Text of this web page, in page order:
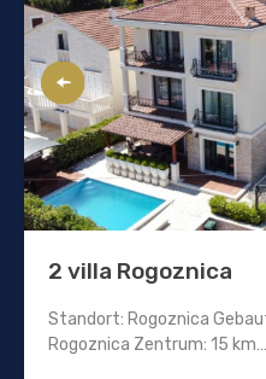
2 villa Rogoznica
Standort: Rogoznica
Rogoznica Zentrum: 15 km…